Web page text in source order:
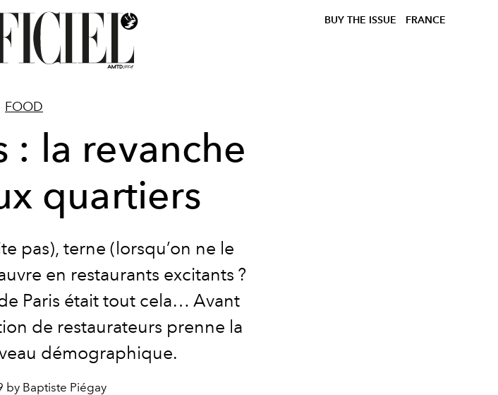
BUY THE ISSUE FRANCE
FOOD
: la revanche
quartiers
pas), terne (lorsqu’on ne le
en restaurants excitants ?
Paris était tout cela… Avant
de restaurateurs prenne la
démographique.
by Baptiste Piégay